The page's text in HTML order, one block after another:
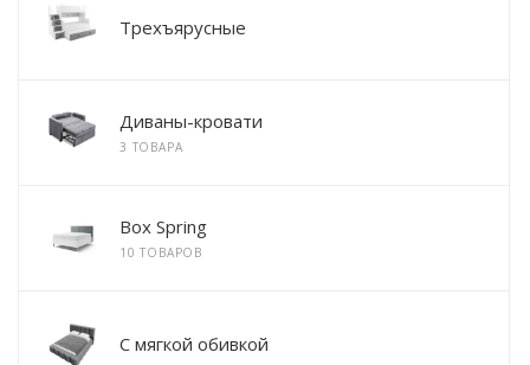
Трехъярусные
Диваны-кровати
3 ТОВАРА
Box Spring
10 ТОВАРОВ
С мягкой обивкой